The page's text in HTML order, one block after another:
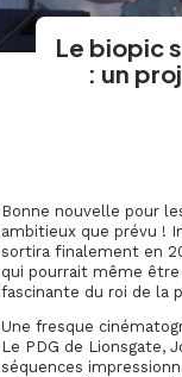
Le biopic
: un
Bonne nouvelle pour
ambitieux que prévu !
sortira finalement en
qui pourrait même
fascinante du roi de la
Une fresque
Le PDG de Lionsgate,
séquences